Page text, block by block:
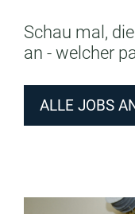
Schau mal,
an - welcher
ALLE JOBS